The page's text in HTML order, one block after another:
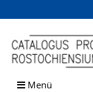
Browsen
direkt zum Inhalt
Menü